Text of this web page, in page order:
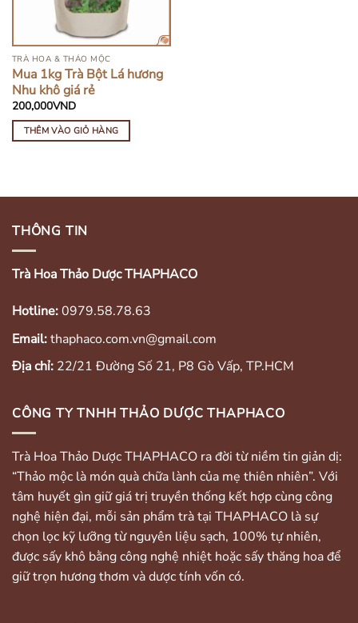
TRÀ HOA & THẢO MỘC
Mua 1kg Trà Bột Lá hương
Nhu khô giá rẻ
200,000VND
THÊM VÀO GIỎ HÀNG
THÔNG TIN
Trà Hoa Thảo Dược THAPHACO
Hotline:0979.58.78.63
Email:thaphaco.com.vn@gmail.com
Địa chỉ: 22/21 Đường Số 21, P8 Gò Vấp, TP.HCM
CÔNG TY TNHH THẢO DƯỢC THAPHACO
Trà Hoa Thảo Dược THAPHACO ra đời từ niềm tin giản dị:
“Thảo mộc là món quà chữa lành của mẹ thiên nhiên”. Với
tâm huyết gìn giữ giá trị truyền thống kết hợp cùng công
nghệ hiện đại, mỗi sản phẩm trà tại THAPHACO là sự
chọn lọc kỹ lưỡng từ nguyên liệu sạch, 100% tự nhiên,
được sấy khô bằng công nghệ nhiệt hoặc sấy thăng hoa để
giữ trọn hương thơm và dược tính vốn có.